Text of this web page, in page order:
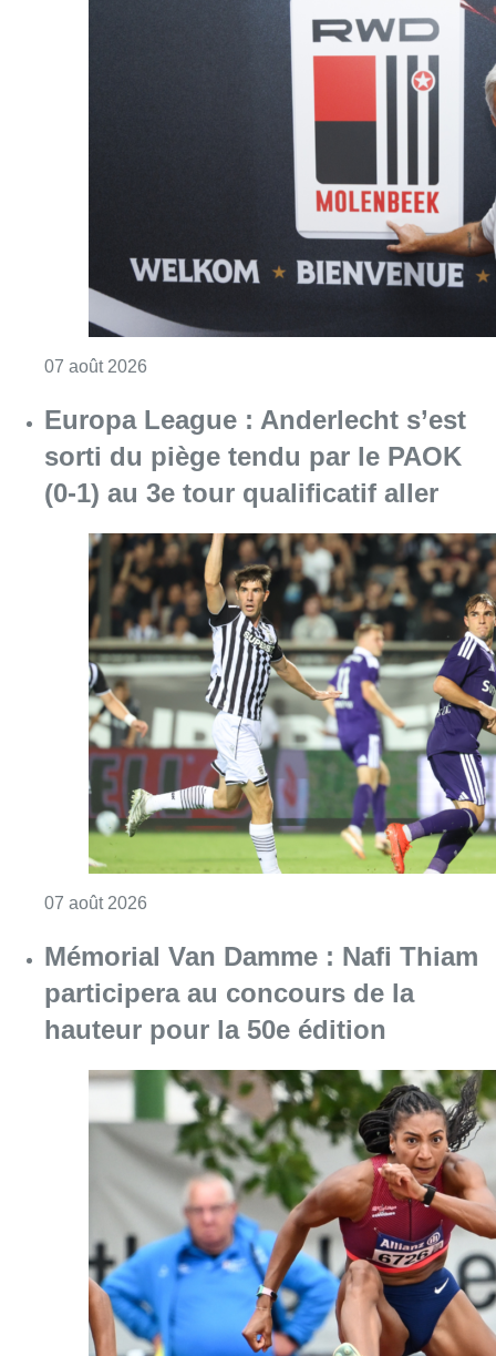
Consulter l'article "Le RWDM récolte déjà
Europa League : Anderlecht s’est
sorti du piège tendu par le PAOK
(0-1) au 3e tour qualificatif aller
07 août 2026Consulter l'article "Europa League :
Mémorial Van Damme : Nafi Thiam
participera au concours de la
hauteur pour la 50e édition
06 août 2026 Consulter l'article "Mémorial Van Damme :
WhatsApp
Share
23 janvier 2024- 14h10
RWDM